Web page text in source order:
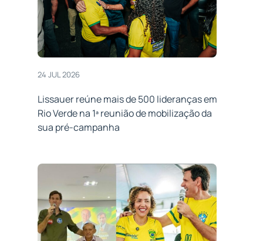
24 JUL 2026
Lissauer reúne mais de 500 lideranças em
Rio Verde na 1ª reunião de mobilização da
sua pré-campanha